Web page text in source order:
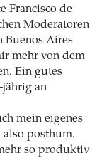
Francisco de
Moderatoren
Buenos Aires
mehr von dem
Ein gutes
jährig an
mein eigenes
also posthum.
so produktiv